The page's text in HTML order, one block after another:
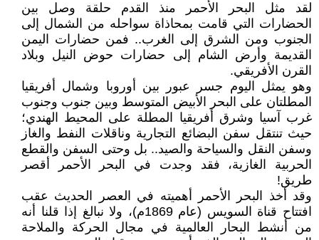
لقد مثل البحر الأحمر منذ القدم حلقة وصل بين
الحضارات التي قامت بمحاذاة سواحله من الشمال إلى
الجنوب ومن الشرق إلى الغرب.. فمن حضارات اليمن
القديمة وأرض الشام إلى حضارات حوض النيل وبلاد
القرن الأفريقي.
وهو يمثل اليوم جسر عبور بين أوروبا وشمال أفريقيا
المطلتان على البحر الأبيض المتوسط وبين جنوب وجنوب
غرب آسيا وشرق أفريقيا المطلة على المحيط الهندي؛
حيث تنتقل سفن البضائع التجارية وناقلات النفط والغاز
وسفن النقل والسياحة والصيد.. بل وحتى السفن والقطع
الحربية الغازية، فقد وجدت في البحر الأحمر أقصر
طريق!
وقد أخذ البحر الأحمر أهميته في العصر الحديث عقب
افتتاح قناة السويس (عام 1869م)، ولا نبالغ إذا قلنا أنه
من أنشط البحار العالمية في مجال الحركة والملاحة